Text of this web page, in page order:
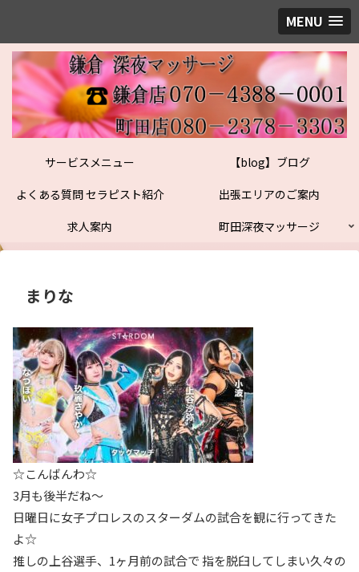
MENU
サービスメニュー
【blog】ブログ
よくある質問 セラピスト紹介
出張エリアのご案内
求人案内
町田深夜マッサージ
まりな
☆こんばんわ☆
3月も後半だね～
日曜日に女子プロレスのスターダムの試合を観に行ってきた
よ☆
推しの上谷選手、1ヶ月前の試合で 指を脱臼してしまい久々の